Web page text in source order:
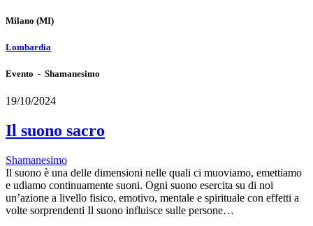
Milano (MI)
Lombardia
Evento - Shamanesimo
19/10/2024
Il suono sacro
Shamanesimo
Il suono è una delle dimensioni nelle quali ci muoviamo, emettiamo
e udiamo continuamente suoni. Ogni suono esercita su di noi
un’azione a livello fisico, emotivo, mentale e spirituale con effetti a
volte sorprendenti Il suono influisce sulle persone…